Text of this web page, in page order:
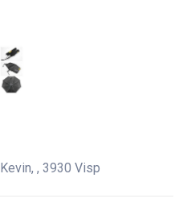
Kevin, , 3930 Visp